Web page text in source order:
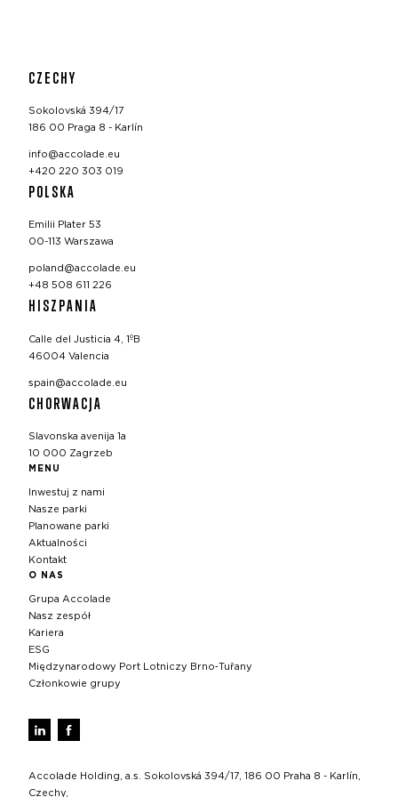
CZECHY
Sokolovská 394/17
186 00 Praga 8 - Karlín
info@accolade.eu
+420 220 303 019
POLSKA
Emilii Plater 53
00-113 Warszawa
poland@accolade.eu
+48 508 611 226
HISZPANIA
Calle del Justicia 4, 1ºB
46004 Valencia
spain@accolade.eu
CHORWACJA
Slavonska avenija 1a
10 000 Zagrzeb
MENU
Inwestuj z nami
Nasze parki
Planowane parki
Aktualności
Kontakt
O NAS
Grupa Accolade
Nasz zespół
Kariera
ESG
Międzynarodowy Port Lotniczy Brno‑Tuřany
Członkowie grupy
Accolade Holding, a.s. Sokolovská 394/17, 186 00 Praha 8 - Karlín,
Czechy,